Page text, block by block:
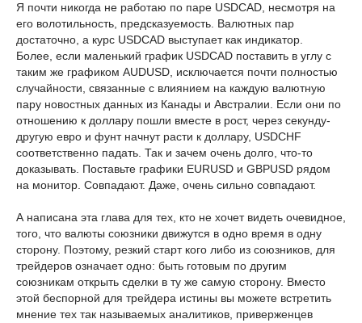
Я почти никогда не работаю по паре USDCAD, несмотря на
его волотильность, предсказуемость. Валютных пар
достаточно, а курс USDCAD выступает как индикатор.
Более, если маленький график USDCAD поставить в углу с
таким же графиком AUDUSD, исключается почти полностью
случайности, связанные с влиянием на каждую валютную
пару новостных данных из Канады и Австралии. Если они по
отношению к доллару пошли вместе в рост, через секунду-
другую евро и фунт начнут расти к доллару, USDCHF
соответственно падать. Так и зачем очень долго, что-то
доказывать. Поставьте графики EURUSD и GBPUSD рядом
на монитор. Совпадают. Даже, очень сильно совпадают.
А написана эта глава для тех, кто не хочет видеть очевидное,
того, что валюты союзники движутся в одно время в одну
сторону. Поэтому, резкий старт кого либо из союзников, для
трейдеров означает одно: быть готовым по другим
союзникам открыть сделки в ту же самую сторону. Вместо
этой беспорной для трейдера истины вы можете встретить
мнение тех так называемых аналитиков, приверженцев